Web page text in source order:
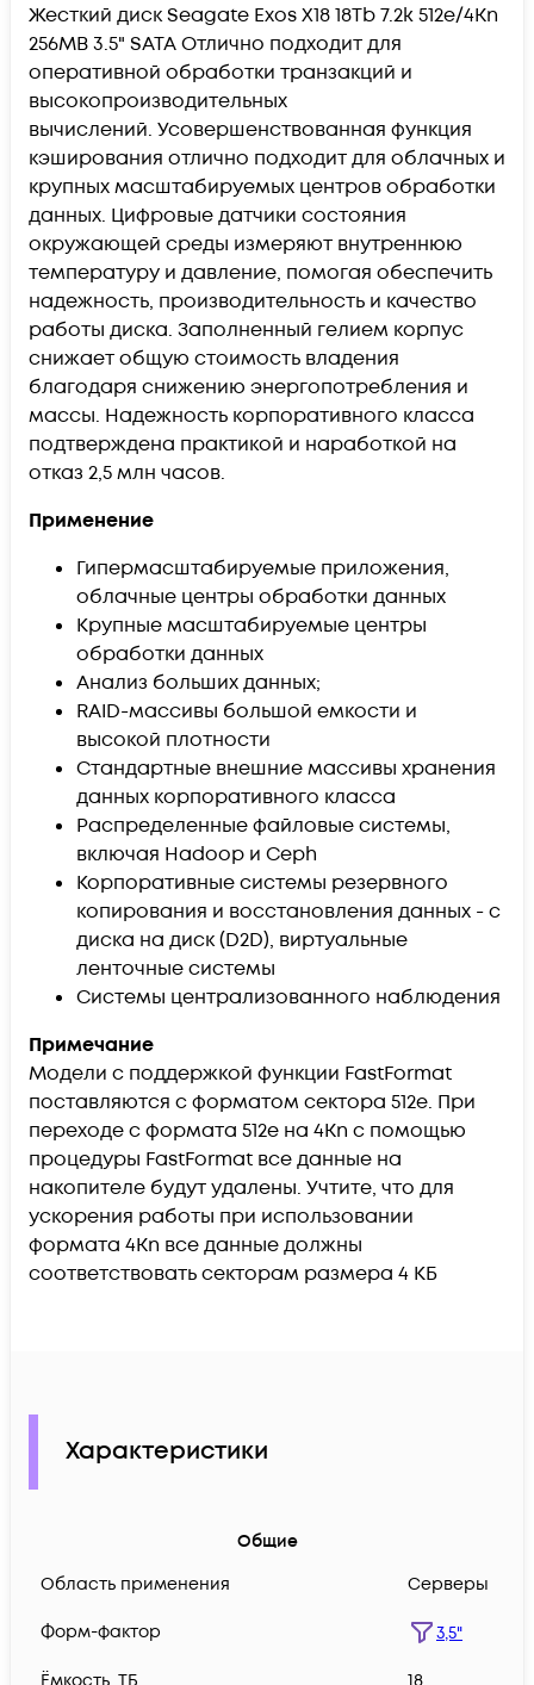
Жесткий диск Seagate Exos X18 18Tb 7.2k 512e/4Kn
256MB 3.5" SATA Отлично подходит для
оперативной обработки транзакций и
высокопроизводительных
вычислений. Усовершенствованная функция
кэширования отлично подходит для облачных и
крупных масштабируемых центров обработки
данных. Цифровые датчики состояния
окружающей среды измеряют внутреннюю
температуру и давление, помогая обеспечить
надежность, производительность и качество
работы диска. Заполненный гелием корпус
снижает общую стоимость владения
благодаря снижению энергопотребления и
массы. Надежность корпоративного класса
подтверждена практикой и наработкой на
отказ 2,5 млн часов.
Применение
Гипермасштабируемые приложения,
облачные центры обработки данных
Крупные масштабируемые центры
обработки данных
Анализ больших данных;
RAID-массивы большой емкости и
высокой плотности
Стандартные внешние массивы хранения
данных корпоративного класса
Распределенные файловые системы,
включая Hadoop и Ceph
Корпоративные системы резервного
копирования и восстановления данных - с
диска на диск (D2D), виртуальные
ленточные системы
Системы централизованного наблюдения
Примечание
Модели с поддержкой функции FastFormat
поставляются с форматом сектора 512e. При
переходе с формата 512e на 4Kn с помощью
процедуры FastFormat все данные на
накопителе будут удалены. Учтите, что для
ускорения работы при использовании
формата 4Kn все данные должны
соответствовать секторам размера 4 КБ
Характеристики
Общие
Область применения
Серверы
Форм-фактор 3,5"